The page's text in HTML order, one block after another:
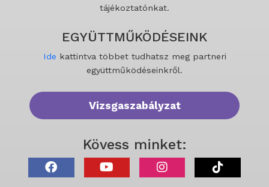
tájékoztatónkat.
EGYÜTTMŰKÖDÉSEINK
Ide kattintva többet tudhatsz meg partneri
együttműködéseinkről.
Vizsgaszabályzat
Kövess minket: